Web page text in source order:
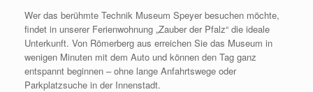
Wer das berühmte Technik Museum Speyer besuchen möchte,
findet in unserer Ferienwohnung „Zauber der Pfalz“ die ideale
Unterkunft. Von Römerberg aus erreichen Sie das Museum in
wenigen Minuten mit dem Auto und können den Tag ganz
entspannt beginnen – ohne lange Anfahrtswege oder
Parkplatzsuche in der Innenstadt.